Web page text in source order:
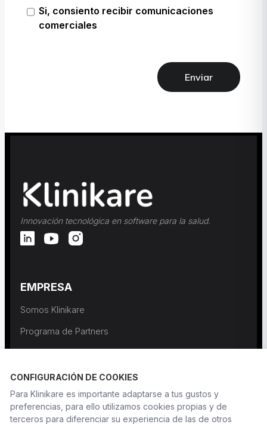
Si, consiento recibir comunicaciones
comerciales
Enviar
Innovación tecnológica en software para la salud.
EMPRESA
Somos Klinikare
Programa de Partners
Contactar
RECURSOS
Formación y webinars
CONFIGURACIÓN DE COOKIES
Para Klinikare es importante adaptarse a tus gustos y
preferencias, para ello utilizamos cookies propias y de
terceros para diferenciar su experiencia de las de otros